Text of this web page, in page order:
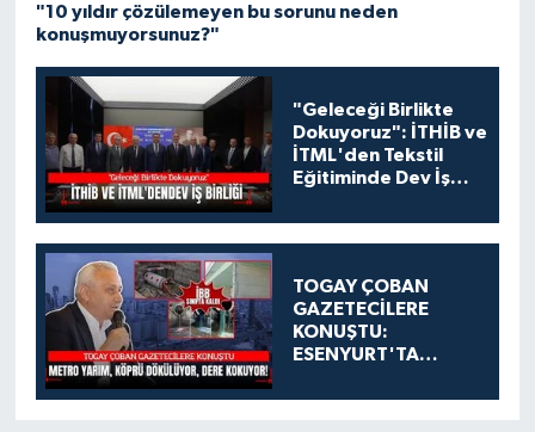
"10 yıldır çözülemeyen bu sorunu neden
konuşmuyorsunuz?"
"Geleceği Birlikte
Dokuyoruz": İTHİB ve
İTML'den Tekstil
Eğitiminde Dev İş
TOGAY ÇOBAN
GAZETECİLERE
KONUŞTU:
ESENYURT'TA
KÖPRÜ DÖKÜLÜYOR,